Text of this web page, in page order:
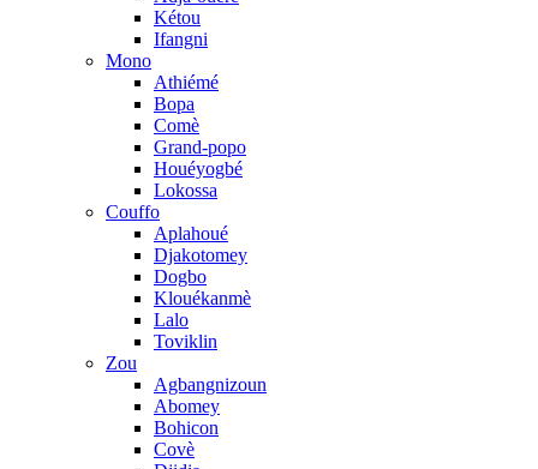
Kétou
Ifangni
Mono
Athiémé
Bopa
Comè
Grand-popo
Houéyogbé
Lokossa
Couffo
Aplahoué
Djakotomey
Dogbo
Klouékanmè
Lalo
Toviklin
Zou
Agbangnizoun
Abomey
Bohicon
Covè